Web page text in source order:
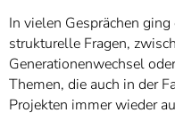
In vielen Gesprächen
strukturelle Fragen,
Generationenwechsel
Themen, die auch in der
Projekten immer wieder